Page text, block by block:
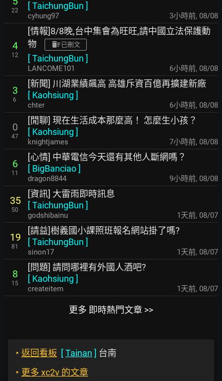
22
[TaichungBun ]
cyhung97 3小時前, 08/08
4
12
[情報]8/8晚,台中集會為旺旺,請中國立法保護動
物
已刪文
[TaichungBun ]
LANCOME101 6小時前, 08/08
3
6
[新聞] 川湖業績飆高 高雄斥資百億再擴建新廠
[ Kaohsiung ]
chter 6小時前, 08/08
0
47
[閒聊] 現在生活成本那麼高！ 怎麼生小孩？
[ Kaohsiung ]
knightjames 7小時前, 08/08
6
11
[心情] 中華電信今天還有其他人斷網嗎？
[ BigBanciao]
dragon8844 9小時前, 08/08
35
50
[資訊] 大雷雨即時訊息
[TaichungBun ]
godshibainu 1天前, 08/07
19
81
[請益]樹義國小課照班報名網站掛了嗎?
[TaichungBun ]
sinon17 1天前, 08/07
8
15
[問題] 請問哪裡有外國人酒吧?
[ Kaohsiung ]
createitem 1天前, 08/07
更多 即時熱門文章 >>
‣ 返回看板 [Tainan ] 台南
‣ 更多 xc2v 的文章